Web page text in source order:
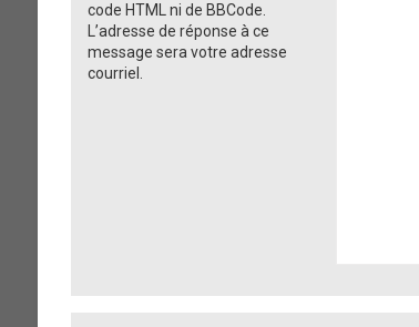
code HTML ni de BBCode.
L’adresse de réponse à ce
message sera votre adresse
courriel.